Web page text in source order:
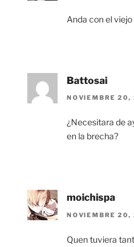
Anda con el
Battosai
NOVIEMBRE
¿Necesitara de
en la brecha?
moichispa
NOVIEMBRE
Quen tuviera